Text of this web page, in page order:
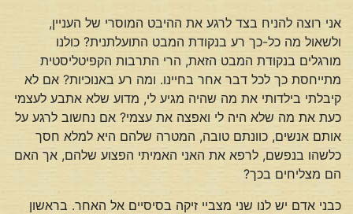
אני רוצה להניח בצד לרגע את ההיבט המוסרי של העניין,
ולשאול מה כל-כך רע בנקודת המבט התועלתנית? כולנו
מורגלים בנקודת המבט הזאת, הרי התרבות הקפיטליסטית
מתייחסת כך לכל דבר אחר בחיינו. ומה רע באנוכיות? אם לא
קיבלתי בילדותי את מה שהיה מגיע לי, מדוע שלא אתבע לעצמי
כעת את מה שלא היה לי ואפצה את עצמי? אם נחשוב לרגע על
אותם אנשים, כוונתם טובה, המטרה שלהם היא למלא חסך
כלשהו בנפשם, לרפא את האני האמיתי הפצוע שלהם, אך האם
הם מצליחים בכך?
כבני אדם יש לנו שני מצביי זיקה בסיסיים אל האחר. בראשון